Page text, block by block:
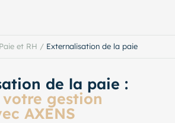
le menu principal
Paie et RH / Externalisation de la paie
de la paie :
gestion
AXENS